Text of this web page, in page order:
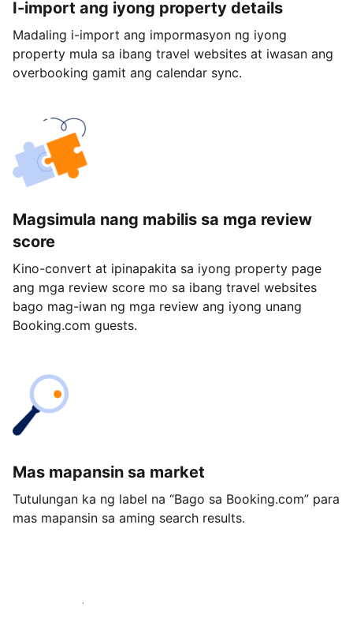
I-import ang iyong property details
Madaling i-import ang impormasyon ng iyong
property mula sa ibang travel websites at iwasan ang
overbooking gamit ang calendar sync.
Magsimula nang mabilis sa mga review
score
Kino-convert at ipinapakita sa iyong property page
ang mga review score mo sa ibang travel websites
bago mag-iwan ng mga review ang iyong unang
Booking.com guests.
Mas mapansin sa market
Tutulungan ka ng label na “Bago sa Booking.com” para
mas mapansin sa aming search results.
Magsimula ngayon